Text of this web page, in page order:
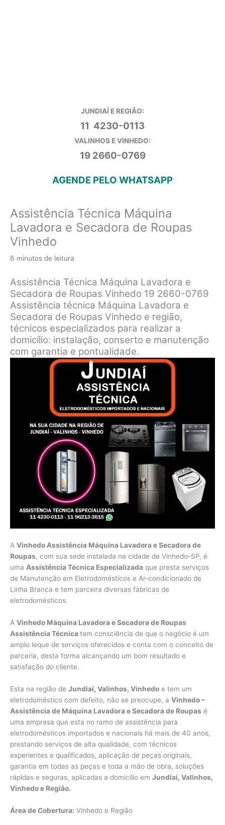
JUNDIAÍ E REGIÃO:
11 4230-0113
VALINHOS E VINHEDO:
19 2660-0769
AGENDE PELO WHATSAPP
Assistência Técnica Máquina
Lavadora e Secadora de Roupas
Vinhedo
6 minutos de leitura
Assistência Técnica Máquina Lavadora e
Secadora de Roupas Vinhedo 19 2660-0769
Assistência técnica Máquina Lavadora e
Secadora de Roupas Vinhedo e região,
técnicos especializados para realizar a
domicílio: instalação, conserto e manutenção
com garantia e pontualidade.
A Vinhedo Assistência Máquina Lavadora e Secadora de
Roupas, com sua sede instalada na cidade de Vinhedo-SP, é
uma Assistência Técnica Especializada que presta serviços
de Manutenção em Eletrodomésticos e Ar-condicionado de
Linha Branca e tem parceira diversas fábricas de
eletrodomésticos.
A Vinhedo Máquina Lavadora e Secadora de Roupas
Assistência Técnica tem consciência de que o negócio é um
amplo leque de serviços oferecidos e conta com o conceito de
parceria, desta forma alcançando um bom resultado e
satisfação do cliente.
Esta na região de Jundiaí, Valinhos, Vinhedo e tem um
eletrodoméstico com defeito, não se preocupe, a Vinhedo –
Assistência de Máquina Lavadora e Secadora de Roupas é
uma empresa que esta no ramo de assistência para
eletrodomésticos importados e nacionais há mais de 40 anos,
prestando serviços de alta qualidade, com técnicos
experientes e qualificados, aplicação de peças originais,
garantia em todas as peças e toda a mão de obra, soluções
rápidas e seguras, aplicadas a domicílio em Jundiaí, Valinhos,
Vinhedo e Região.
Área de Cobertura: Vinhedo e Região